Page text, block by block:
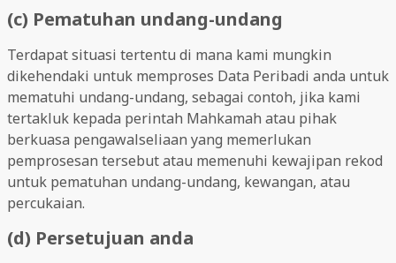
(c) Pematuhan undang-undang
Terdapat situasi tertentu di mana kami mungkin
dikehendaki untuk memproses Data Peribadi anda untuk
mematuhi undang-undang, sebagai contoh, jika kami
tertakluk kepada perintah Mahkamah atau pihak
berkuasa pengawalseliaan yang memerlukan
pemprosesan tersebut atau memenuhi kewajipan rekod
untuk pematuhan undang-undang, kewangan, atau
percukaian.
(d) Persetujuan anda